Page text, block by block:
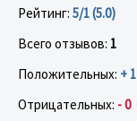
Рейтинг: 5/1 (5.0)
Всего отзывов: 1
Положительных: + 1
Отрицательных: - 0